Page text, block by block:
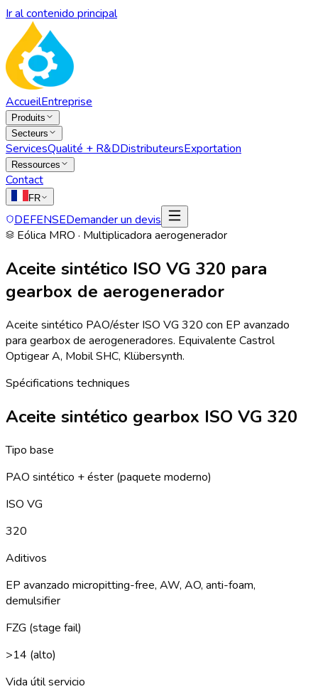
Ir al contenido principal
AccueilEntreprise
Produits
Secteurs
ServicesQualité + R&DDistributeursExportation
Ressources
Contact
FR
DEFENSEDemander un devis
Eólica MRO · Multiplicadora aerogenerador
Aceite sintético ISO VG 320 para
gearbox de aerogenerador
Aceite sintético PAO/éster ISO VG 320 con EP avanzado
para gearbox de aerogeneradores. Equivalente Castrol
Optigear A, Mobil SHC, Klübersynth.
Spécifications techniques
Aceite sintético gearbox ISO VG 320
Tipo base
PAO sintético + éster (paquete moderno)
ISO VG
320
Aditivos
EP avanzado micropitting-free, AW, AO, anti-foam,
demulsifier
FZG (stage fail)
>14 (alto)
Vida útil servicio